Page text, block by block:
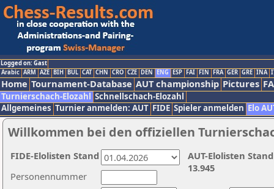
Logged on: Gast
Arabic ARM AZE BIH BUL CAT CHN CRO CZE DEN ENG ESP FAI FIN FRA GER GRE INA
Home Tournament-Database AUT championship Pictures
Turnierschach-Elozahl Schnellschach-Elozahl
Allgemeines Turnier anmelden: AUT FIDE Spieler anmelden Elo
Willkommen bei den offiziellen
Personennummer
AUT-Elolisten
13.945
FIDE-Elolisten Stand